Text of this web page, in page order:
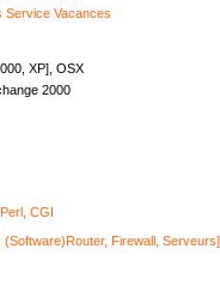
Service Vacances
XP], OSX
2000
CGI
Firewall, Serveurs]